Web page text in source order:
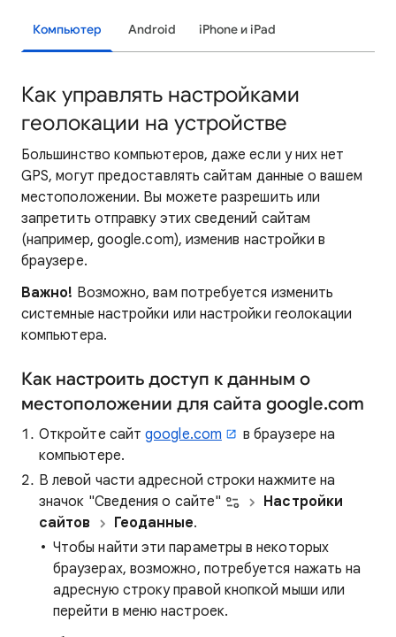
Компьютер Android iPhone и iPad
Как управлять настройками
геолокации на устройстве
Большинство компьютеров, даже если у них нет
GPS, могут предоставлять сайтам данные о вашем
местоположении. Вы можете разрешить или
запретить отправку этих сведений сайтам
(например, google.com), изменив настройки в
браузере.
Важно! Возможно, вам потребуется изменить
системные настройки или настройки геолокации
компьютера.
Как настроить доступ к данным о
местоположении для сайта google.com
Откройте сайтgoogle.com
в браузере на
компьютере.
В левой части адресной строки нажмите на
значок "Сведения о сайте"
Настройки
сайтов
Геоданные.
Чтобы найти эти параметры в некоторых
браузерах, возможно, потребуется нажать на
адресную строку правой кнопкой мыши или
перейти в меню настроек.